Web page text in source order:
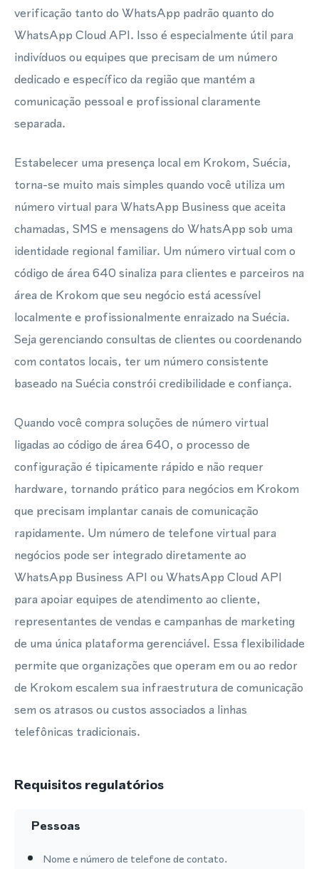
verificação tanto do WhatsApp padrão quanto do
WhatsApp Cloud API. Isso é especialmente útil para
indivíduos ou equipes que precisam de um número
dedicado e específico da região que mantém a
comunicação pessoal e profissional claramente
separada.
Estabelecer uma presença local em Krokom, Suécia,
torna-se muito mais simples quando você utiliza um
número virtual para WhatsApp Business que aceita
chamadas, SMS e mensagens do WhatsApp sob uma
identidade regional familiar. Um número virtual com o
código de área 640 sinaliza para clientes e parceiros na
área de Krokom que seu negócio está acessível
localmente e profissionalmente enraizado na Suécia.
Seja gerenciando consultas de clientes ou coordenando
com contatos locais, ter um número consistente
baseado na Suécia constrói credibilidade e confiança.
Quando você compra soluções de número virtual
ligadas ao código de área 640, o processo de
configuração é tipicamente rápido e não requer
hardware, tornando prático para negócios em Krokom
que precisam implantar canais de comunicação
rapidamente. Um número de telefone virtual para
negócios pode ser integrado diretamente ao
WhatsApp Business API ou WhatsApp Cloud API
para apoiar equipes de atendimento ao cliente,
representantes de vendas e campanhas de marketing
de uma única plataforma gerenciável. Essa flexibilidade
permite que organizações que operam em ou ao redor
de Krokom escalem sua infraestrutura de comunicação
sem os atrasos ou custos associados a linhas
telefônicas tradicionais.
Requisitos regulatórios
Pessoas
Nome e número de telefone de contato.